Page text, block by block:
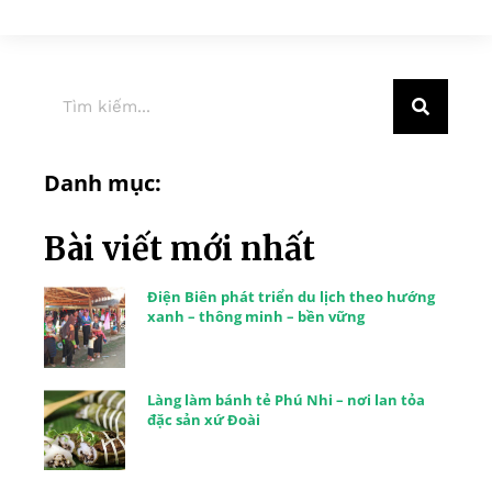
Danh mục:
Bài viết mới nhất
Điện Biên phát triển du lịch theo hướng
xanh – thông minh – bền vững
Làng làm bánh tẻ Phú Nhi – nơi lan tỏa
đặc sản xứ Đoài